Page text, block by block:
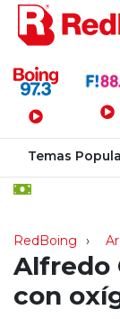
Menú
Temas
RedBoing
Alfredo
con